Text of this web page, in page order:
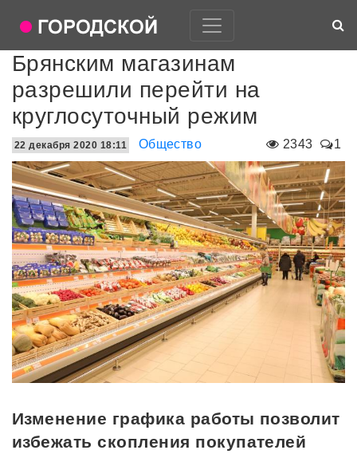
Брянским магазинам
разрешили перейти на
круглосуточный режим
2343 1
22 декабря 2020 18:11 Общество
Изменение графика работы позволит
избежать скопления покупателей